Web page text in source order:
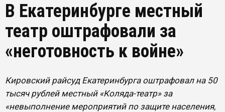
В Екатеринбурге местный
театр оштрафовали за
«неготовность к войне»
Кировский райсуд Екатеринбурга оштрафовал на 50
тысяч рублей местный «Коляда-театр» за
«невыполнение мероприятий по защите населения,